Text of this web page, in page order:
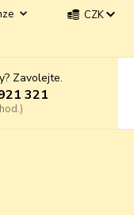
CZK
Zavolejte.
321